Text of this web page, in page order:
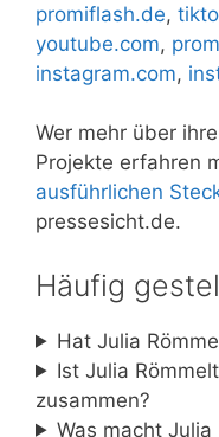
promiflash.de,
youtube.com,
instagram.com,
Wer mehr über
Projekte erfahren
ausführlichen
pressesicht.de.
Häufig
Hat Julia
Ist Julia
zusammen?
Was macht